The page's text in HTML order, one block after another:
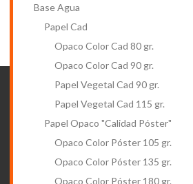
Base Agua
Papel Cad
Opaco Color Cad 80 gr.
Opaco Color Cad 90 gr.
Papel Vegetal Cad 90 gr.
Papel Vegetal Cad 115 gr.
Papel Opaco "Calidad Póster"
Opaco Color Póster 105 gr.
Opaco Color Póster 135 gr.
Opaco Color Póster 180 gr.
Etiquetas
Regístrese A Nuestro Boletín...
¡Es Gratis!